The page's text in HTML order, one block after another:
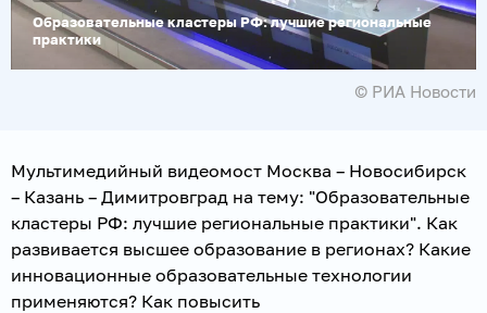
Образовательные кластеры РФ: лучшие региональные
практики
© РИА Новости
Мультимедийный видеомост Москва – Новосибирск
– Казань – Димитровград на тему: "Образовательные
кластеры РФ: лучшие региональные практики". Как
развивается высшее образование в регионах? Какие
инновационные образовательные технологии
применяются? Как повысить